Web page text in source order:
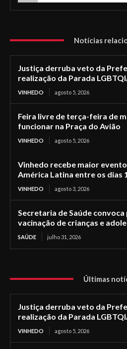
Notícias
Justiça derruba veto da
realização da Parada
VINHEDO agosto 5, 2026
Feira livre de terça-feira de
funcionar na Praça do Avião
VINHEDO agosto 5, 2026
Vinhedo recebe maior
América Latina entre os dias
VINHEDO agosto 3, 2026
Secretaria de Saúde
vacinação de crianças e
SAÚDE julho 31, 2026
Últimas
Justiça derruba veto da
realização da Parada
VINHEDO agosto 5, 2026